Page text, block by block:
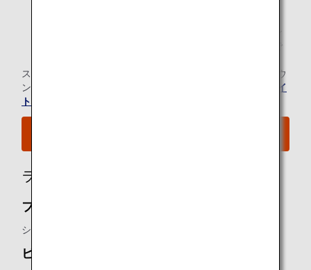
ス・ゴールド」メンバーの場合、ご本人様と同一便で
スター アライアンス有料ラウンジ会員のお客様の当空港ラウ
ンジのご利用については、
スター アライアンスのウェブサイ
ト
ラウンジ所有者
ファーストクラス シルバークリスラウンジ：
シンガポール航空
ビジネスクラス シルバークリスラウンジ：